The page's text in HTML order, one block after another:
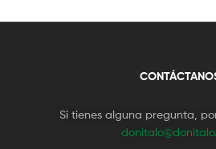
Si tienes alguna pregunta,